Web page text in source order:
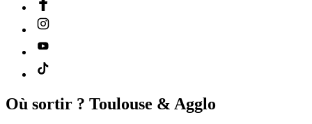
Où sortir ? Toulouse & Agglo